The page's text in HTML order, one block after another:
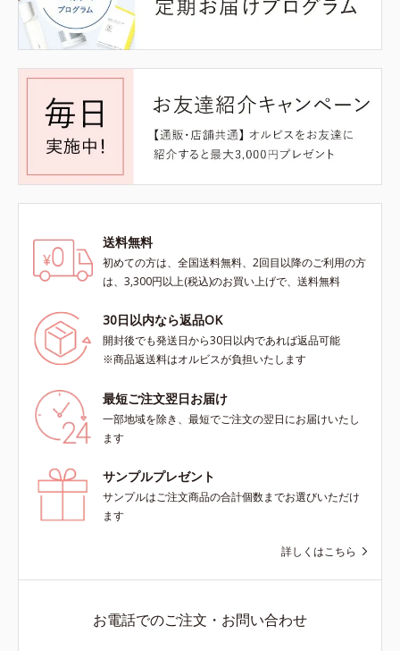
送料無料
初めての方は、全国送料無料、2回目以降のご利用の方
は、3,300円以上(税込)のお買い上げで、送料無料
30日以内なら返品OK
開封後でも発送日から30日以内であれば返品可能
※商品返送料はオルビスが負担いたします
最短ご注文翌日お届け
一部地域を除き、最短でご注文の翌日にお届けいたし
ます
サンプルプレゼント
サンプルはご注文商品の合計個数までお選びいただけ
ます
詳しくはこちら
お電話でのご注文・お問い合わせ